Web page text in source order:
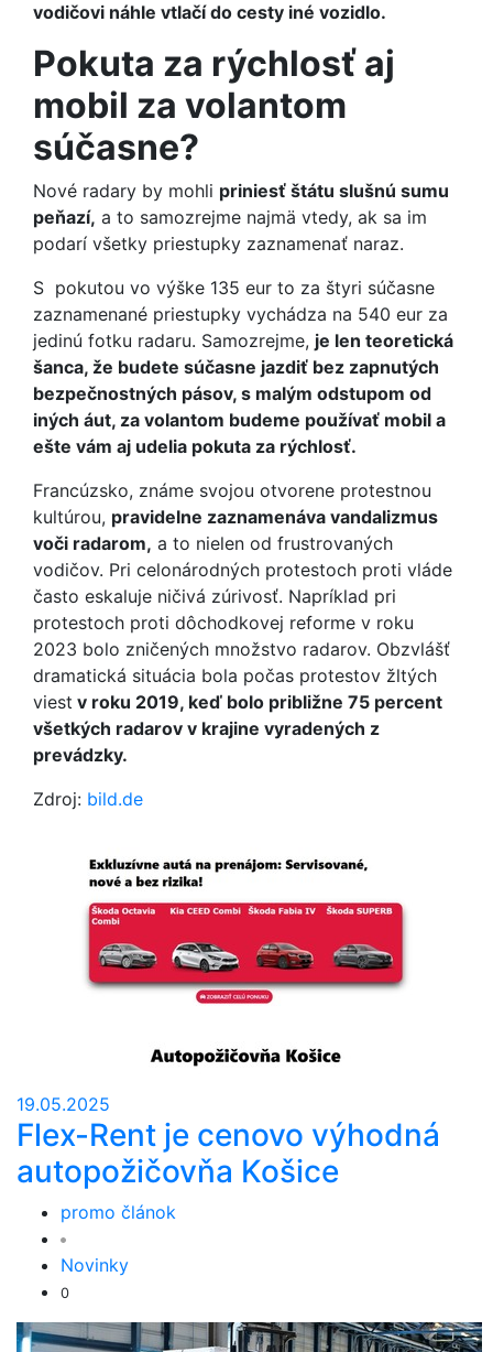
vodičovi náhle vtlačí do cesty iné vozidlo.
Pokuta za rýchlosť aj
mobil za volantom
súčasne?
Nové radary by mohli priniesť štátu slušnú sumu
peňazí, a to samozrejme najmä vtedy, ak sa im
podarí všetky priestupky zaznamenať naraz.
S pokutou vo výške 135 eur to za štyri súčasne
zaznamenané priestupky vychádza na 540 eur za
jedinú fotku radaru. Samozrejme, je len teoretická
šanca, že budete súčasne jazdiť bez zapnutých
bezpečnostných pásov, s malým odstupom od
iných áut, za volantom budeme používať mobil a
ešte vám aj udelia pokuta za rýchlosť.
Francúzsko, známe svojou otvorene protestnou
kultúrou, pravidelne zaznamenáva vandalizmus
voči radarom, a to nielen od frustrovaných
vodičov. Pri celonárodných protestoch proti vláde
často eskaluje ničivá zúrivosť. Napríklad pri
protestoch proti dôchodkovej reforme v roku
2023 bolo zničených množstvo radarov. Obzvlášť
dramatická situácia bola počas protestov žltých
viest v roku 2019, keď bolo približne 75 percent
všetkých radarov v krajine vyradených z
prevádzky.
Zdroj: bild.de
19.05.2025
Flex-Rent je cenovo výhodná
autopožičovňa Košice
promo článok
Novinky
0